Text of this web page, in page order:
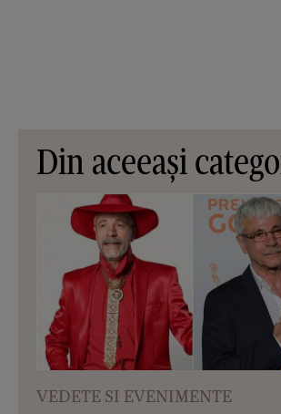
Din aceeași
VEDETE SI EVENIMENTE